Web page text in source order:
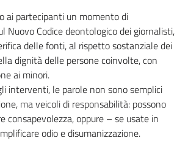
ai partecipanti un momento di
Nuovo Codice deontologico dei giornalisti,
delle fonti, al rispetto sostanziale dei
dignità delle persone coinvolte, con
ai minori.
interventi, le parole non sono semplici
ma veicoli di responsabilità: possono
consapevolezza, oppure – se usate in
odio e disumanizzazione.